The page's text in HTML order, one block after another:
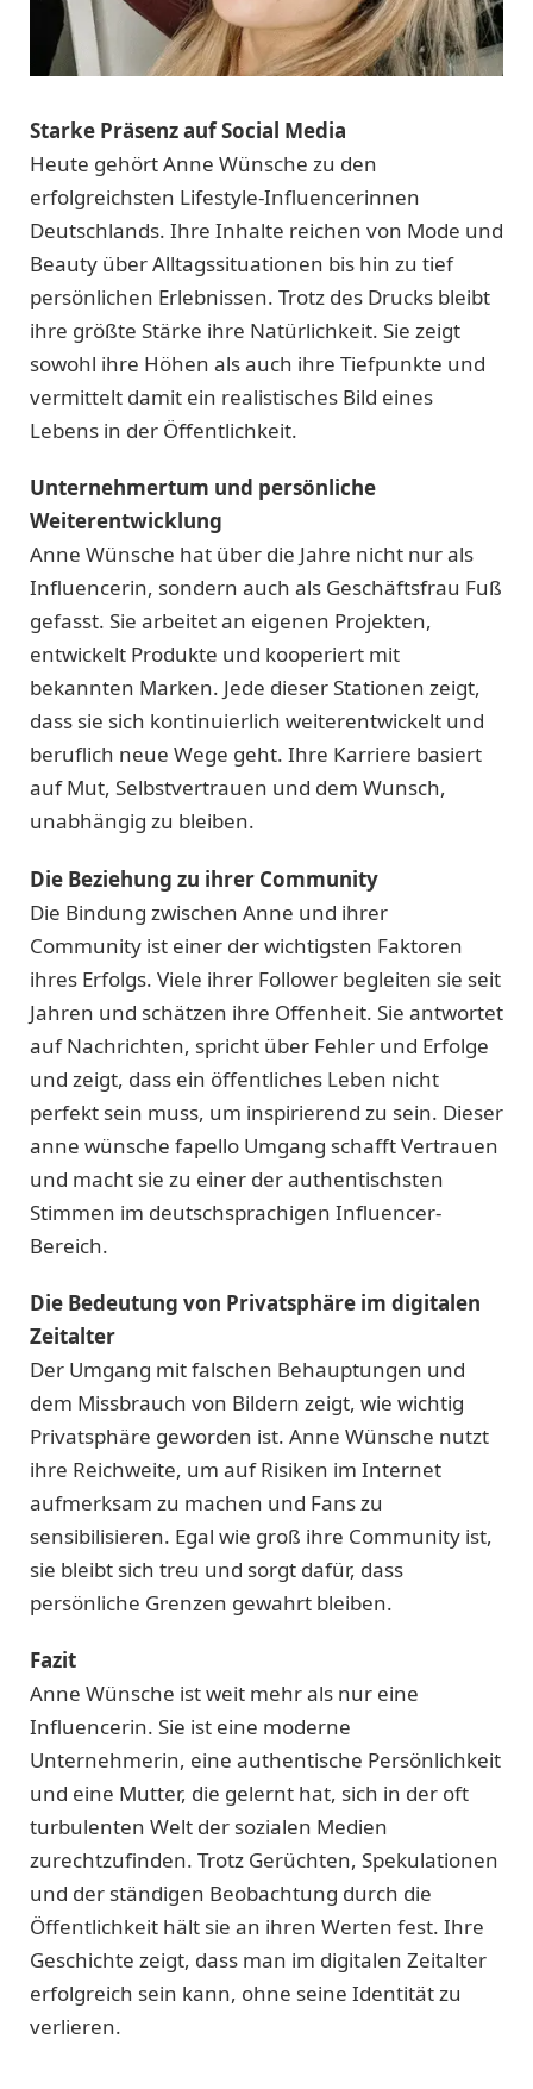
Starke Präsenz auf Social Media
Heute gehört Anne Wünsche zu den
erfolgreichsten Lifestyle-Influencerinnen
Deutschlands. Ihre Inhalte reichen von Mode und
Beauty über Alltagssituationen bis hin zu tief
persönlichen Erlebnissen. Trotz des Drucks bleibt
ihre größte Stärke ihre Natürlichkeit. Sie zeigt
sowohl ihre Höhen als auch ihre Tiefpunkte und
vermittelt damit ein realistisches Bild eines
Lebens in der Öffentlichkeit.
Unternehmertum und persönliche
Weiterentwicklung
Anne Wünsche hat über die Jahre nicht nur als
Influencerin, sondern auch als Geschäftsfrau Fuß
gefasst. Sie arbeitet an eigenen Projekten,
entwickelt Produkte und kooperiert mit
bekannten Marken. Jede dieser Stationen zeigt,
dass sie sich kontinuierlich weiterentwickelt und
beruflich neue Wege geht. Ihre Karriere basiert
auf Mut, Selbstvertrauen und dem Wunsch,
unabhängig zu bleiben.
Die Beziehung zu ihrer Community
Die Bindung zwischen Anne und ihrer
Community ist einer der wichtigsten Faktoren
ihres Erfolgs. Viele ihrer Follower begleiten sie seit
Jahren und schätzen ihre Offenheit. Sie antwortet
auf Nachrichten, spricht über Fehler und Erfolge
und zeigt, dass ein öffentliches Leben nicht
perfekt sein muss, um inspirierend zu sein. Dieser
anne wünsche fapello Umgang schafft Vertrauen
und macht sie zu einer der authentischsten
Stimmen im deutschsprachigen Influencer-
Bereich.
Die Bedeutung von Privatsphäre im digitalen
Zeitalter
Der Umgang mit falschen Behauptungen und
dem Missbrauch von Bildern zeigt, wie wichtig
Privatsphäre geworden ist. Anne Wünsche nutzt
ihre Reichweite, um auf Risiken im Internet
aufmerksam zu machen und Fans zu
sensibilisieren. Egal wie groß ihre Community ist,
sie bleibt sich treu und sorgt dafür, dass
persönliche Grenzen gewahrt bleiben.
Fazit
Anne Wünsche ist weit mehr als nur eine
Influencerin. Sie ist eine moderne
Unternehmerin, eine authentische Persönlichkeit
und eine Mutter, die gelernt hat, sich in der oft
turbulenten Welt der sozialen Medien
zurechtzufinden. Trotz Gerüchten, Spekulationen
und der ständigen Beobachtung durch die
Öffentlichkeit hält sie an ihren Werten fest. Ihre
Geschichte zeigt, dass man im digitalen Zeitalter
erfolgreich sein kann, ohne seine Identität zu
verlieren.